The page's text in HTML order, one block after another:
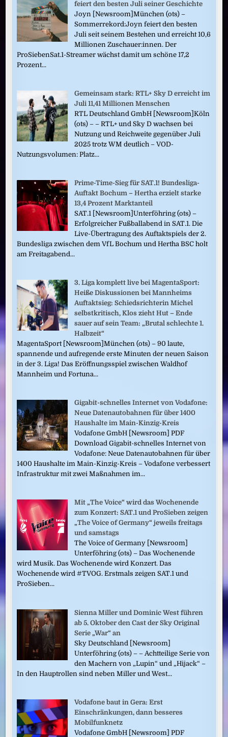
feiert den besten Juli seiner Geschichte
Joyn [Newsroom]München (ots) –
Sommerrekord:Joyn feiert den besten
Juli seit seinem Bestehen und erreicht 10,6
Millionen Zuschauer:innen. Der
ProSiebenSat.1-Streamer wächst damit um schöne 17,2
Prozent...
Gemeinsam stark: RTL+ Sky D erreicht im
Juli 11,41 Millionen Menschen
RTL Deutschland GmbH [Newsroom]Köln
(ots) – – RTL+ und Sky D wachsen bei
Nutzung und Reichweite gegenüber Juli
2025 trotz WM deutlich – VOD-
Nutzungsvolumen: Platz...
Prime-Time-Sieg für SAT.1! Bundesliga-
Auftakt Bochum – Hertha erzielt starke
13,4 Prozent Marktanteil
SAT.1 [Newsroom]Unterföhring (ots) –
Erfolgreicher Fußballabend in SAT.1. Die
Live-Übertragung des Auftaktspiels der 2.
Bundesliga zwischen dem VfL Bochum und Hertha BSC holt
am Freitagabend...
3. Liga komplett live bei MagentaSport:
Heiße Diskussionen bei Mannheims
Auftaktsieg: Schiedsrichterin Michel
selbstkritisch, Klos zieht Hut – Ende
sauer auf sein Team: „Brutal schlechte 1.
Halbzeit“
MagentaSport [Newsroom]München (ots) – 90 laute,
spannende und aufregende erste Minuten der neuen Saison
in der 3. Liga! Das Eröffnungsspiel zwischen Waldhof
Mannheim und Fortuna...
Gigabit-schnelles Internet von Vodafone:
Neue Datenautobahnen für über 1400
Haushalte im Main-Kinzig-Kreis
Vodafone GmbH [Newsroom] PDF
Download Gigabit-schnelles Internet von
Vodafone: Neue Datenautobahnen für über
1400 Haushalte im Main-Kinzig-Kreis – Vodafone verbessert
Infrastruktur mit zwei Maßnahmen im...
Mit „The Voice“ wird das Wochenende
zum Konzert: SAT.1 und ProSieben zeigen
„The Voice of Germany“ jeweils freitags
und samstags
The Voice of Germany [Newsroom]
Unterföhring (ots) – Das Wochenende
wird Musik. Das Wochenende wird Konzert. Das
Wochenende wird #TVOG. Erstmals zeigen SAT.1 und
ProSieben...
Sienna Miller und Dominic West führen
ab 5. Oktober den Cast der Sky Original
Serie „War“ an
Sky Deutschland [Newsroom]
Unterföhring (ots) – – Achtteilige Serie von
den Machern von „Lupin“ und „Hijack“ –
In den Hauptrollen sind neben Miller und West...
Vodafone baut in Gera: Erst
Einschränkungen, dann besseres
Mobilfunknetz
Vodafone GmbH [Newsroom] PDF